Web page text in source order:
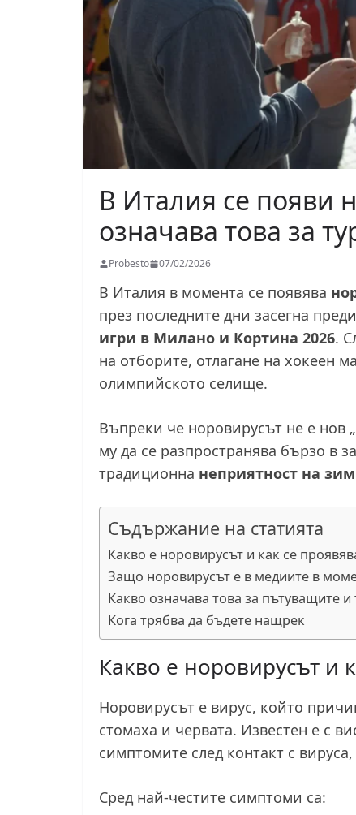
В Италия се появи
означава това за
Probesto 07/02/2026
В Италия в момента се появява
през последните дни засегна
игри в Милано и Кортина 2026.
на отборите, отлагане на хокеен
олимпийското селище.
Въпреки че норовирусът не е нов
му да се разпространява бързо в
традиционна неприятност на
Съдържание на статията
Какво е норовирусът и как се
Защо норовирусът е в медиите в
Какво означава това за пътуващите и
Кога трябва да бъдете нащрек
Какво е норовирусът и
Норовирусът е вирус, който
стомаха и червата. Известен е с
симптомите след контакт с
Сред най-честите симптоми са: